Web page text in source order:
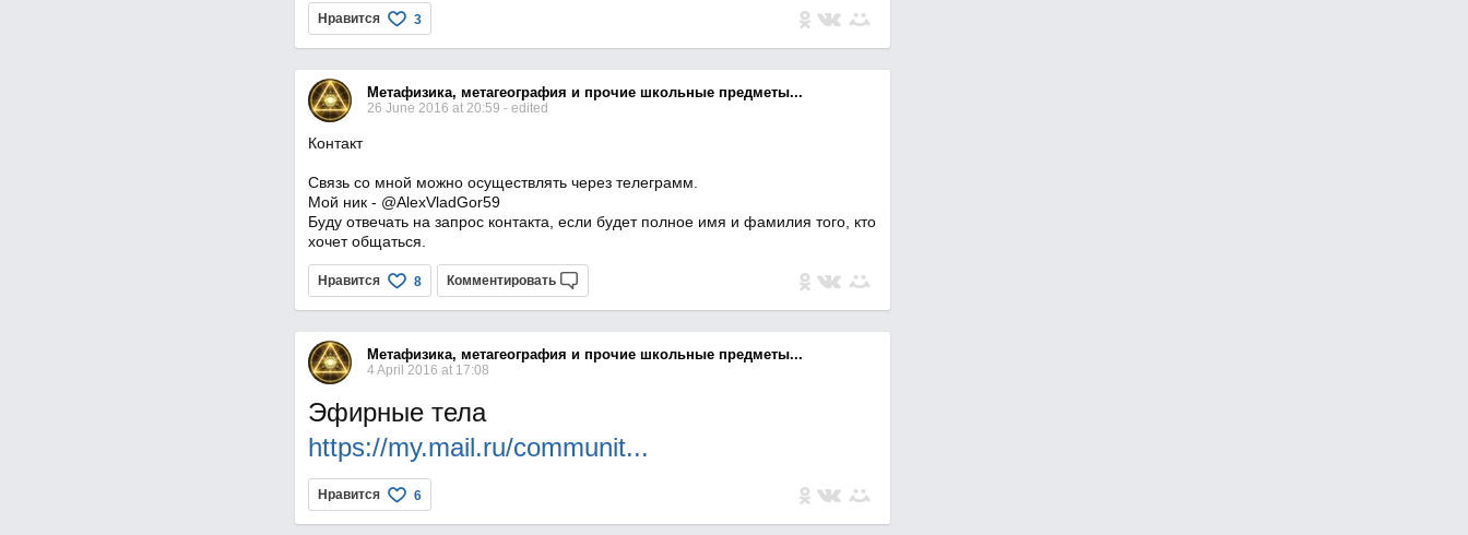
Нравится 3
Метафизика, метагеография и прочие школьные предметы...
26 June 2016 at 20:59 - edited
Контакт
Связь со мной можно осуществлять через телеграмм.
Мой ник - @AlexVladGor59
Буду отвечать на запрос контакта, если будет полное имя и фамилия того, кто
хочет общаться.
Нравится 8 Комментировать
Метафизика, метагеография и прочие школьные предметы...
4 April 2016 at 17:08
Эфирные тела
https://my.mail.ru/communit...
Нравится 6